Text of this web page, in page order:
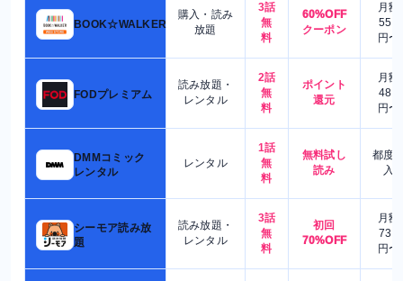
BOOK☆WALKER
購入・読み
放題
3話
無
料
60%OFF
クーポン
月額
550
円〜
FODプレミアム
読み放題・
レンタル
2話
無
料
ポイント
還元
月額
480
円〜
DMMコミック
レンタル
レンタル
1話
無
料
無料試し
読み
都度
入
シーモア読み放
題
読み放題・
レンタル
3話
無
料
初回
70%OFF
月額
730
円〜